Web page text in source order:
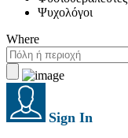
Ψυχολόγοι
Where
Sign In